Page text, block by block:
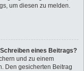
um diesen zu melden.
eines Beitrags?
und zu einem
Den gesicherten Beitrag